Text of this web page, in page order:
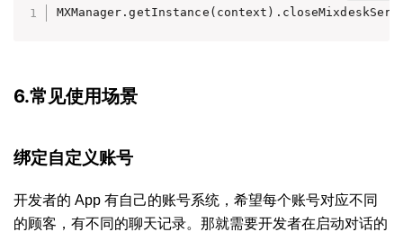
6.常见使用场景
绑定自定义账号
开发者的 App 有自己的账号系统，希望每个账号对应不同
的顾客，有不同的聊天记录。那就需要开发者在启动对话的